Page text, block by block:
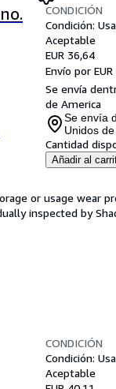
CONDICIÓN
Condición:
Aceptable
EUR 36,64
Envío por
Se envía
de America
Se envía
Unidos
Cantidad
Añadir al
or usage wear
inspected by
CONDICIÓN
Condición:
Aceptable